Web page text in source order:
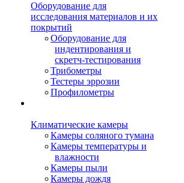
Оборудование для
исследования материалов и их
покрытий
Оборудование для
индентирования и
скретч-тестирования
Трибометры
Тестеры эррозии
Профилометры
Климатические камеры
Камеры соляного тумана
Камеры температуры и
влажности
Камеры пыли
Камеры дождя